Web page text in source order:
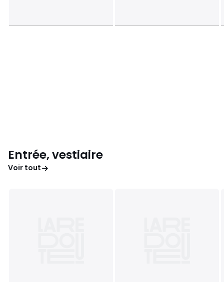
Entrée, vestiaire
Voir tout